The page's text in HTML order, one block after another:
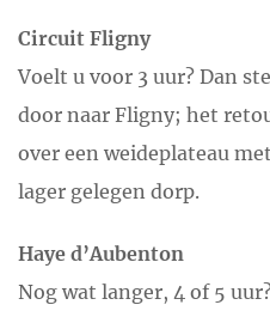
Circuit Fligny
Voelt u voor 3 uur? Dan
door naar Fligny; het
over een weideplateau
lager gelegen dorp.
Haye d’Aubenton
Nog wat langer, 4 of 5